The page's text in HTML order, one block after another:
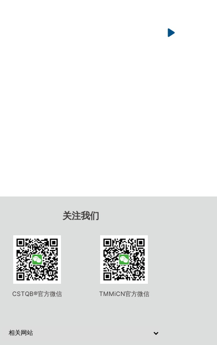
关注我们
CSTQB®官方微信 TMMiCN官方微信